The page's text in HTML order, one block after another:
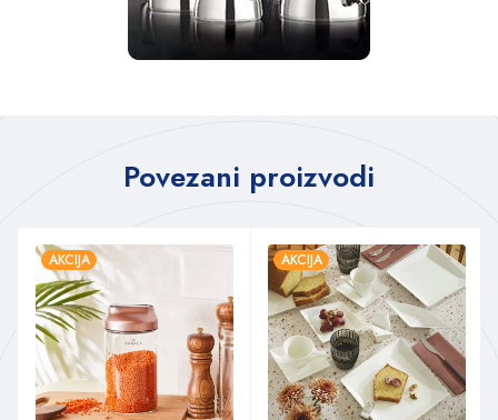
Povezani proizvodi
AKCIJA AKCIJA